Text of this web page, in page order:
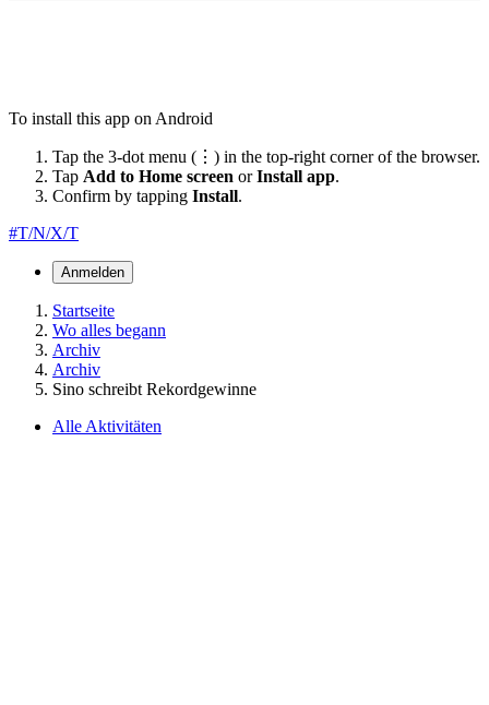
To install this app on Android
Tap the 3-dot menu (⋮) in the top-right corner of the browser.
Tap Add to Home screen orInstall app.
Confirm by tapping Install.
#T/N/X/T
Anmelden
Startseite
Wo alles begann
Archiv
Archiv
Sino schreibt Rekordgewinne
Alle Aktivitäten